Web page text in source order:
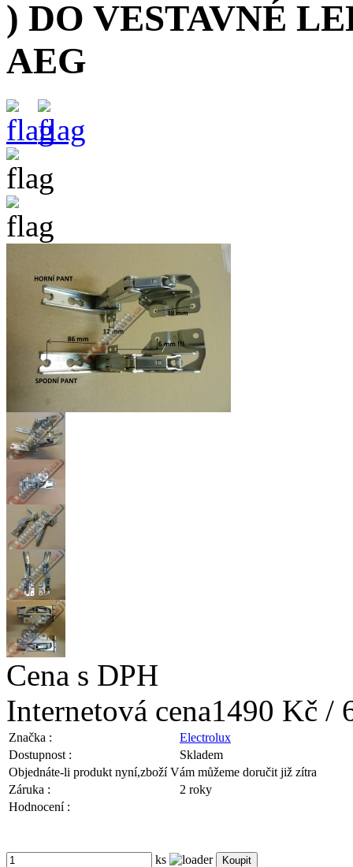
) DO VESTAVNÉ
AEG
Cena s DPH
Internetová cena1490 Kč /
Značka :
Electrolux
Dostupnost :
Skladem
Objednáte-li produkt nyní,zboží Vám můžeme doručit již zítra
Záruka :
2 roky
Hodnocení :
ks